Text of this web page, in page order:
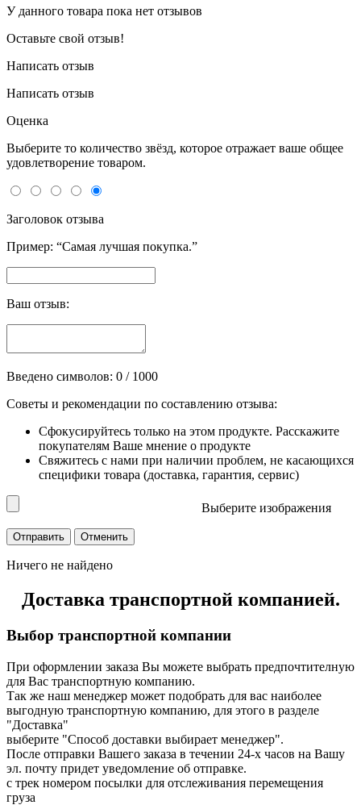
У данного товара пока нет отзывов
Оставьте свой отзыв!
Написать отзыв
Написать отзыв
Оценка
Выберите то количество звёзд, которое отражает ваше общее
удовлетворение товаром.
Заголовок отзыва
Пример: “Самая лучшая покупка.”
Ваш отзыв:
Введено символов: 0 / 1000
Советы и рекомендации по составлению отзыва:
Сфокусируйтесь только на этом продукте. Расскажите
покупателям Ваше мнение о продукте
Свяжитесь с нами при наличии проблем, не касающихся
специфики товара (доставка, гарантия, сервис)
Выберите изображения
Ничего не найдено
Доставка транспортной компанией.
Выбор транспортной компании
При оформлении заказа Вы можете выбрать предпочтителную
для Вас транспортную компанию.
Так же наш менеджер может подобрать для вас наиболее
выгодную транспортную компанию, для этого в разделе
"Доставка"
выберите "Способ доставки выбирает менеджер".
После отправки Вашего заказа в течении 24-х часов на Вашу
эл. почту придет уведомление об отправке.
с трек номером посылки для отслеживания перемещения
груза